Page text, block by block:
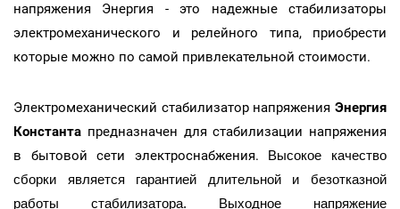
напряжения Энергия - это надежные стабилизаторы
электромеханического и релейного типа, приобрести
которые можно по самой привлекательной стоимости.
Электромеханический стабилизатор напряжения Энергия
Константа предназначен для стабилизации напряжения
в бытовой сети электроснабжения. Высокое качество
сборки является гарантией длительной и безотказной
работы стабилизатора. Выходное напряжение